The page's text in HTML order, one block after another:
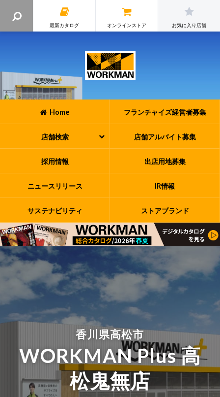
最新カタログ オンラインストア お気に入り店舗
Home フランチャイズ経営者募集
店舗検索 店舗アルバイト募集
採用情報 出店用地募集
ニュースリリース IR情報
サステナビリティ ストアブランド
香川県高松市
WORKMAN Plus 高
松鬼無店